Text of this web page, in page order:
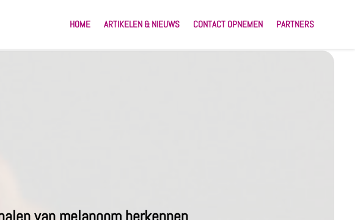
HOME ARTIKELEN & NIEUWS CONTACT OPNEMEN PARTNERS